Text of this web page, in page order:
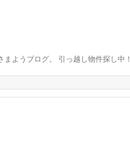
ようブログ。 引っ越し物件探し中！